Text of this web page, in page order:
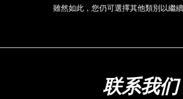
雖然如此，您仍可選擇其他類別以繼續
联系我们